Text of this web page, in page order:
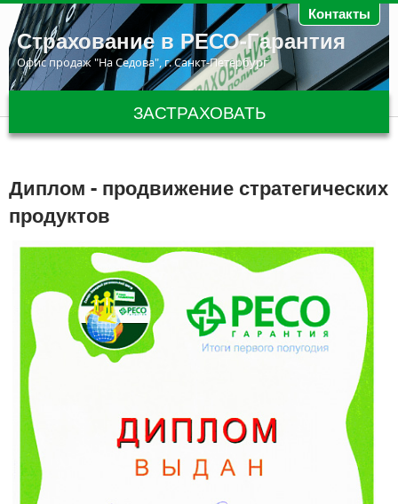
Перейти к основному содержанию Контакты
Страхование в РЕСО-Гарантия
Офис продаж "На Седова", г. Санкт-Петербург
ЗАСТРАХОВАТЬ
Диплом - продвижение стратегических
продуктов